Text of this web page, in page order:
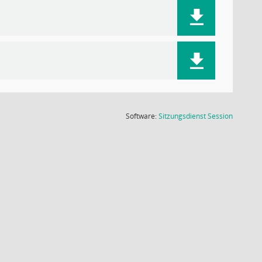
Software:SitzungsdienstSession(Wird in